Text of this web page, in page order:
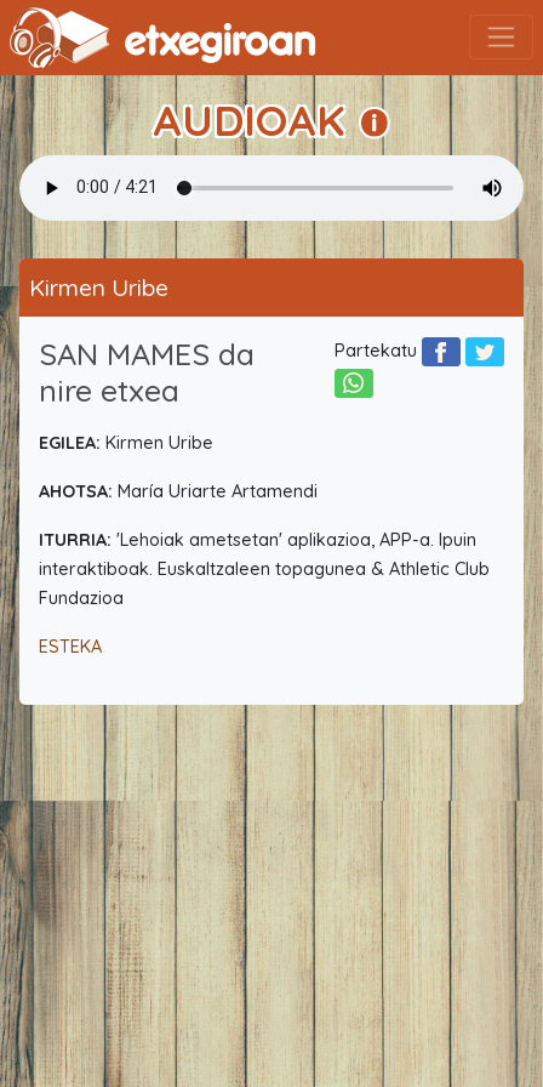
AUDIOAK
Kirmen Uribe
Partekatu
SAN MAMES da
nire etxea
EGILEA: Kirmen Uribe
AHOTSA: María Uriarte Artamendi
ITURRIA: 'Lehoiak ametsetan' aplikazioa, APP-a. Ipuin
interaktiboak. Euskaltzaleen topagunea & Athletic Club
Fundazioa
ESTEKA